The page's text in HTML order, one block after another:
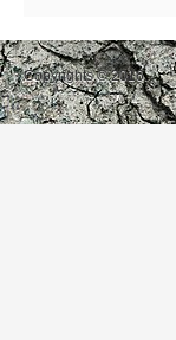
Copyrights © 2016.